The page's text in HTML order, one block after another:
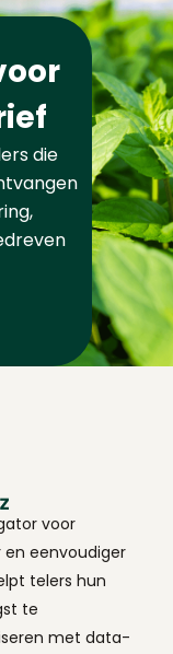
die
voor
en eenvoudiger
telers hun
te
met data-